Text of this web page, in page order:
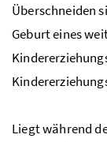
Überschneiden
Geburt eines
Liegt während